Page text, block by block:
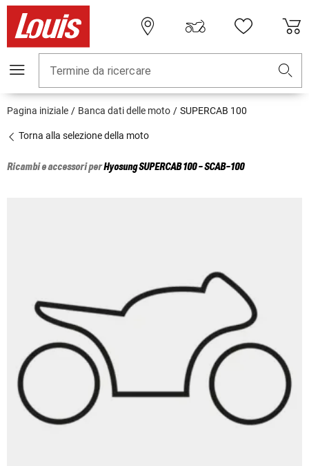
Termine da ricercare
Pagina iniziale Banca dati delle moto SUPERCAB 100
Torna alla selezione della moto
Ricambi e accessori perHyosungSUPERCAB 100 - SCAB-100